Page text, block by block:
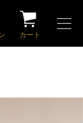
カート